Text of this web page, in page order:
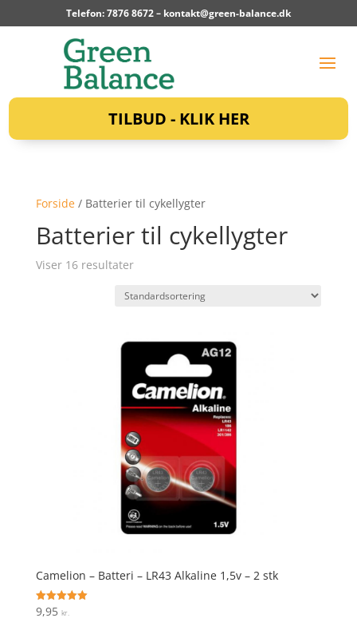
Telefon: 7876 8672 – kontakt@green-balance.dk
TILBUD - KLIK HER
Forside/ Batterier til cykellygter
Batterier til cykellygter
Viser 16 resultater
Camelion – Batteri – LR43 Alkaline 1,5v – 2 stk
Vurderet
5
9,95 kr.